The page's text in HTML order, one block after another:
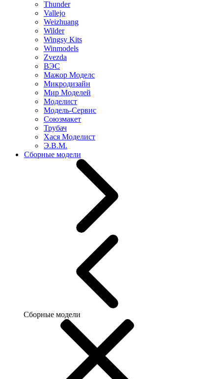
Thunder
Vallejo
Weizhuang
Wilder
Wingsy Kits
Winmodels
Zvezda
ВЭС
Мажор Моделс
Микродизайн
Мир Моделей
Моделист
Модель-Сервис
Союзмакет
Трубач
Хася Моделист
Э.В.М.
Сборные модели
Сборные модели